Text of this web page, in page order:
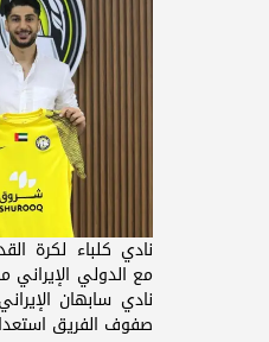
نادي كلباء لكرة
مع الدولي
نادي سابهان
صفوف الفريق